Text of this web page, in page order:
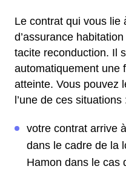
Le contrat qui vous lie
d’assurance
tacite reconduction. Il
automatiquement une
atteinte. Vous pouvez
l’une de ces situations
votre contrat arrive
dans le cadre de la
Hamon dans le cas